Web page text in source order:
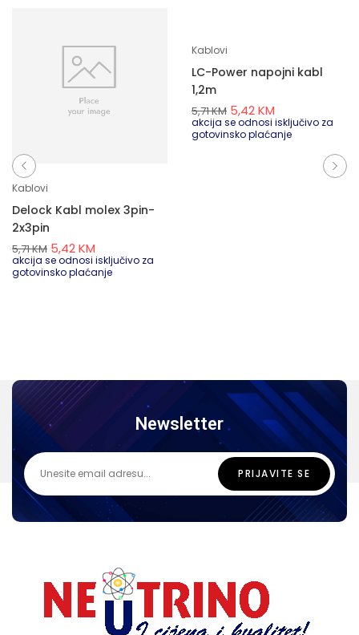
Kablovi
Delock Kabl molex 3pin-
2x3pin
5,71KM 5,42KM
akcija se odnosi isključivo za
gotovinsko plaćanje
Kablovi
LC-Power napojni kabl
1,2m
5,71KM 5,42KM
akcija se odnosi isključivo za
gotovinsko plaćanje
Newsletter